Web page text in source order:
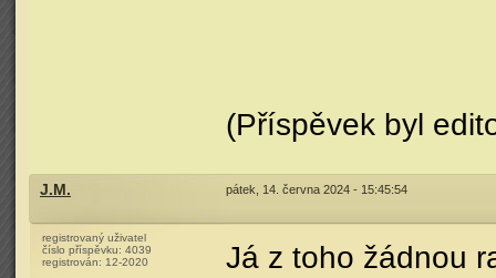
(Příspěvek byl
J.M. pátek, 14. června 2024 - 15:45:54
registrovaný uživatel
číslo příspěvku: 4039
registrován: 12-2020
Já z toho žádnou